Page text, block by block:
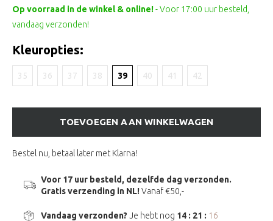
Op voorraad in de winkel & online!- Voor 17:00 uur besteld,
vandaag verzonden!
Kleuropties:
35 36 37 38 39 40 41 42
TOEVOEGEN AAN WINKELWAGEN
Bestel nu, betaal later met Klarna!
Voor 17 uur besteld, dezelfde dag verzonden.
Gratis verzending in NL!Vanaf €50,-
Vandaag verzonden? Je hebt nog 14 : 21 : 15